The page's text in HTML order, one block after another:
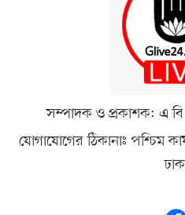
সম্পাদক ও প্রকাশক: এ
যোগাযোগের ঠিকানাঃ পশ্চিম